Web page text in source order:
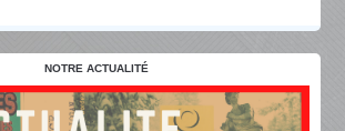
NOTRE ACTUALITÉ